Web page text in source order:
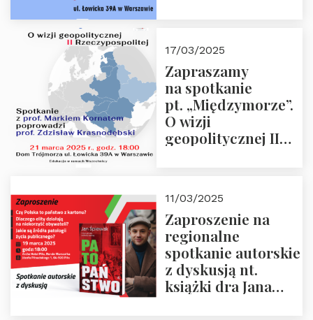
“Rosja-Niemcy…”
17/03/2025
Zapraszamy
na spotkanie
pt. „Międzymorze”.
O wizji
geopolitycznej II
i prof.
Krasnodębski
11/03/2025
Zaproszenie na
regionalne
spotkanie autorskie
z dyskusją nt.
książki dra Jana